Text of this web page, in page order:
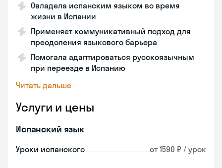
Овладела испанским языком во время
жизни в Испании
Применяет коммуникативный подход для
преодоления языкового барьера
Помогала адаптироваться русскоязычным
при переезде в Испанию
Читать дальше
Услуги и цены
Испанский язык
Уроки испанского от 1590 ₽ / урок